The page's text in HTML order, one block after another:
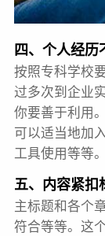
四、个人经历
按照专科学校
过多次到企业
你要善于利用
可以适当地加
工具使用等等。
五、内容紧扣
主标题和各个
符合等等。这